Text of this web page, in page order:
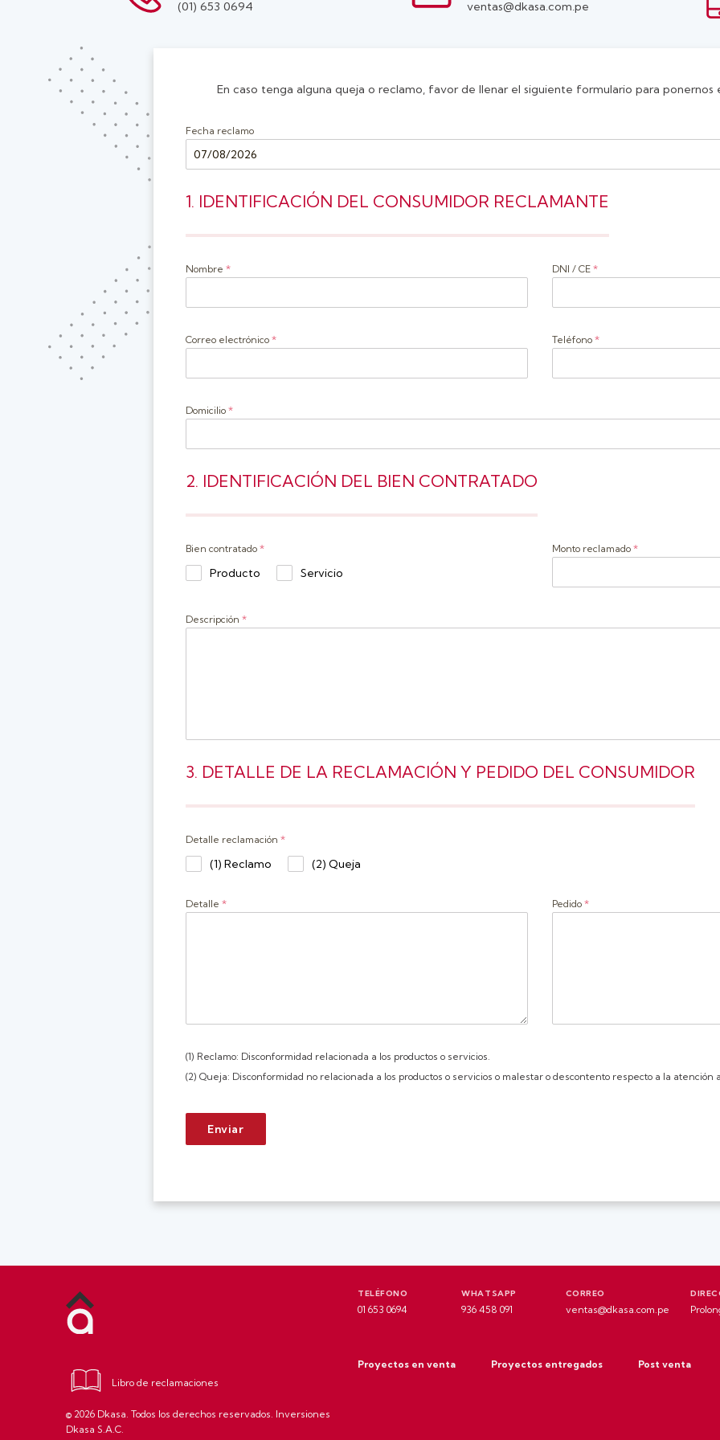
(01) 653 0694 ventas@dkasa.com.pe
En caso tenga alguna queja o reclamo, favor de llenar el siguiente formulario para
Fecha reclamo
1. IDENTIFICACIÓN DEL CONSUMIDOR RECLAMANTE
Nombre * DNI / CE *
Correo electrónico * Teléfono *
Domicilio *
2. IDENTIFICACIÓN DEL BIEN CONTRATADO
Bien contratado *
Producto Servicio
Monto reclamado *
Descripción *
3. DETALLE DE LA RECLAMACIÓN Y PEDIDO DEL CONSUMIDOR
Detalle reclamación *
(1) Reclamo (2) Queja
Detalle * Pedido *
(1) Reclamo: Disconformidad relacionada a los productos o servicios.
(2) Queja: Disconformidad no relacionada a los productos o servicios o malestar o descontento respecto a la atención
Enviar
Libro de reclamaciones
© 2026 Dkasa. Todos los derechos reservados. Inversiones
Dkasa S.A.C.
TELÉFONO
01 653 0694
WHATSAPP
936 458 091
CORREO
ventas@dkasa.com.pe
Proyectos en venta Proyectos entregados Post venta